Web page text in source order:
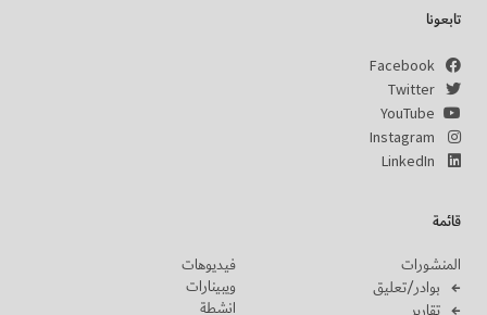
تابعونا
Facebook
Twitter
YouTube
Instagram
LinkedIn
قائمة
المنشورات
بوادر/تعليق
فيديوهات
ويبينارات
انشطة